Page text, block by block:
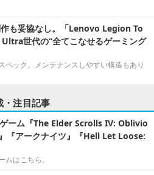
も妥協なし。「Lenovo Legion To
世代の“全てこなせるゲーミング
ペック。メンテナンスしやすい構造もあり
・注目記事
ーム『The Elder Scrolls IV: Oblivio
『アークナイツ』『Hell Let Loose:
ムはこちら。